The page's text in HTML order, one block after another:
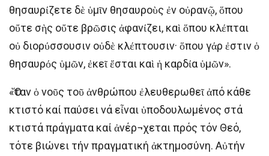
θησαυρίζετε δὲ ὑμῖν θησαυροὺς ἐν οὐρανῷ, ὅπου
οὔτε σὴς οὔτε βρῶσις ἀφανίζει, καὶ ὅπου κλέπται
οὐ διορύσσουσιν οὐδὲ κλέπτουσιν· ὅπου γάρ ἐστιν ὁ
θησαυρός ὑμῶν, ἐκεῖ ἔσται καὶ ἡ καρδία ὑμῶν».
«Ὅταν ὁ νοῦς τοῦ ἀνθρώπου ἐλευθερωθεῖ ἀπό κάθε
κτιστό καί παύσει νά εἶναι ὑποδουλωμένος στά
κτιστά πράγματα καί ἀνέρ¬χεται πρός τόν Θεό,
τότε βιώνει τήν πραγματική ἀκτημοσύνη. Αὐτήν